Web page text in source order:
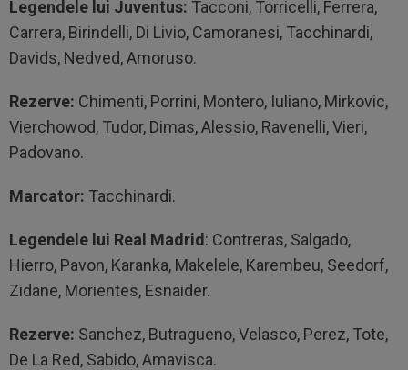
Legendele lui Juventus: Tacconi, Torricelli, Ferrera,
Carrera, Birindelli, Di Livio, Camoranesi, Tacchinardi,
Davids, Nedved, Amoruso.
Rezerve: Chimenti, Porrini, Montero, Iuliano, Mirkovic,
Vierchowod, Tudor, Dimas, Alessio, Ravenelli, Vieri,
Padovano.
Marcator: Tacchinardi.
Legendele lui Real Madrid: Contreras, Salgado,
Hierro, Pavon, Karanka, Makelele, Karembeu, Seedorf,
Zidane, Morientes, Esnaider.
Rezerve: Sanchez, Butragueno, Velasco, Perez, Tote,
De La Red, Sabido, Amavisca.